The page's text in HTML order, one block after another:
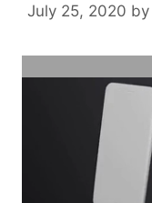
July 25, 2020 by